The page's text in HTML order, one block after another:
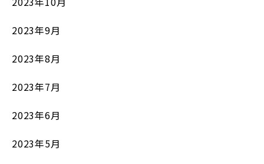
2023年9月
2023年8月
2023年7月
2023年6月
2023年5月